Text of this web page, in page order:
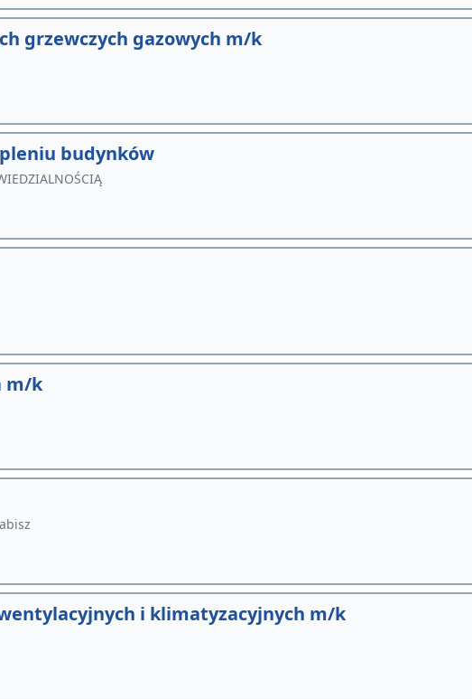
grzewczych gazowych m/k
budynków
m/k
i klimatyzacyjnych m/k